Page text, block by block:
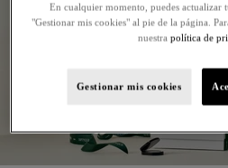
En cualquier momento, puedes actualizar
"Gestionar mis cookies" al pie de la página.
nuestra política de
Gestionar mis cookies